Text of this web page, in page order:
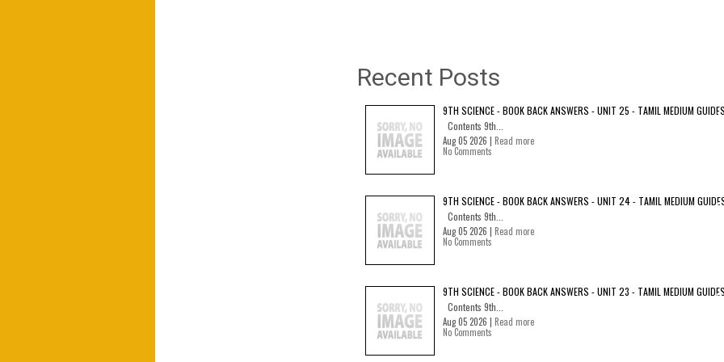
Recent Posts
9TH SCIENCE - BOOK BACK ANSWERS - UNIT 25 - TAMIL MEDIUM GUIDES
Contents 9th...
Aug 05 2026 | Read more
No Comments
9TH SCIENCE - BOOK BACK ANSWERS - UNIT 24 - TAMIL MEDIUM
Contents 9th...
Aug 05 2026 | Read more
No Comments
9TH SCIENCE - BOOK BACK ANSWERS - UNIT 23 - TAMIL MEDIUM GUIDES
Contents 9th...
Aug 05 2026 | Read more
No Comments